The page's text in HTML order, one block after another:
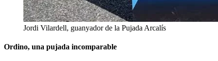
Jordi Vilardell, guanyador de la Pujada Arcalís
Ordino, una pujada incomparable